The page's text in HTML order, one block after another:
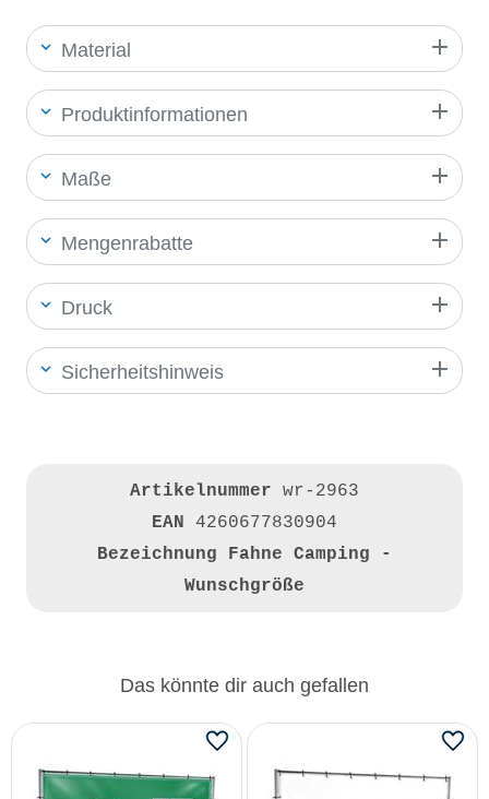
Material
Produktinformationen
Maße
Mengenrabatte
Druck
Sicherheitshinweis
Artikelnummer wr-2963
EAN 4260677830904
Bezeichnung Fahne Camping -
Wunschgröße
Das könnte dir auch gefallen